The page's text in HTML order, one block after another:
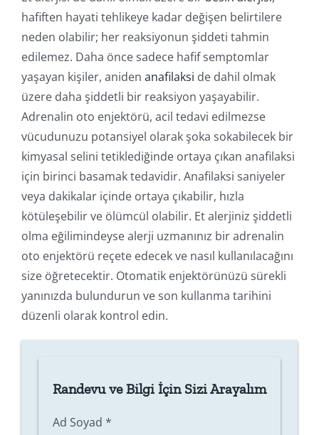
hafiften hayati tehlikeye kadar değişen belirtilere
neden olabilir; her reaksiyonun şiddeti tahmin
edilemez. Daha önce sadece hafif semptomlar
yaşayan kişiler, aniden anafilaksi de dahil olmak
üzere daha şiddetli bir reaksiyon yaşayabilir.
Adrenalin oto enjektörü, acil tedavi edilmezse
vücudunuzu potansiyel olarak şoka sokabilecek bir
kimyasal selini tetiklediğinde ortaya çıkan anafilaksi
için birinci basamak tedavidir. Anafilaksi saniyeler
veya dakikalar içinde ortaya çıkabilir, hızla
kötüleşebilir ve ölümcül olabilir. Et alerjiniz şiddetli
olma eğilimindeyse alerji uzmanınız bir adrenalin
oto enjektörü reçete edecek ve nasıl kullanılacağını
size öğretecektir. Otomatik enjektörünüzü sürekli
yanınızda bulundurun ve son kullanma tarihini
düzenli olarak kontrol edin.
Randevu ve Bilgi İçin Sizi Arayalım
Ad Soyad *